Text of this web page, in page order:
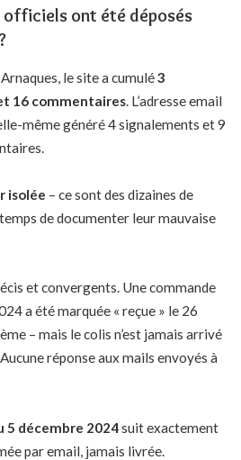
officiels ont été déposés
le site a cumulé3
16 commentaires. L’adresse email
même généré 4 signalements et 9
isolée – ce sont des dizaines de
de documenter leur mauvaise
et convergents. Une commande
a été marquée « reçue » le 26
– mais le colis n’est jamais arrivé
réponse aux mails envoyés à
5 décembre 2024suit exactement
par email, jamais livrée.